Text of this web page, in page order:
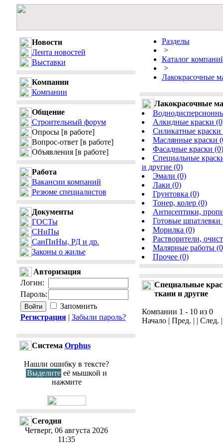
Новости
Лента новостей
Выставки
Компании
Компании
Общение
Строительный форум
Опросы [в работе]
Вопрос-ответ [в работе]
Объявления [в работе]
Работа
Вакансии компаний
Резюме специалистов
Документы
ГОСТы
СНиПы
СанПиНы, РД и др.
Законы о жилье
Авторизация
Логин:
Пароль:
Запомнить
Регистрация| Забыли пароль?
Cистема Orphus
Нашли ошибку в тексте?
Выделите её мышкой и
нажмите
Сегодня
Четверг, 06 августа 2026
11:35
Разделы
>
Каталог
>
Лакокрасочные
Лакокрасочные
Алкидные краски
Силикатные краски
Маслянные краски
Фасадные краски (0)
Специальные
и другие (0)
Эмали (0)
Лаки (0)
Грунтовка (0)
Тонер, колер (0)
Антисептики,
Готовые шпатлевки
Морилка (0)
Растворители,
Малярные работы
Прочее (0)
Специальные
ткани и другие
Компании 1 - 10 из 0
Начало | Пред. | | След.